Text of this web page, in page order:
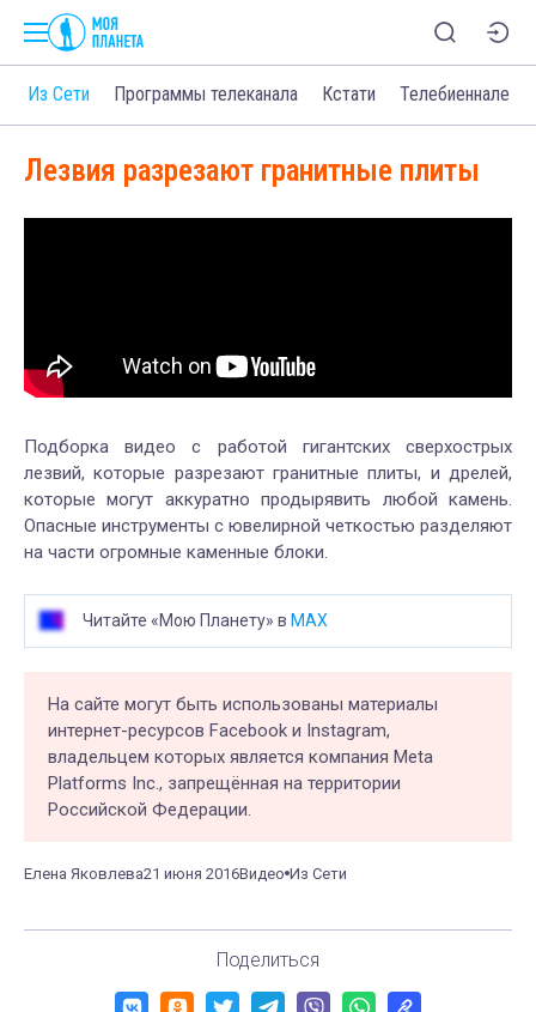
Из Сети Программы телеканала Кстати Телебиеннале
Лезвия разрезают гранитные плиты
Подборка видео с работой гигантских сверхострых
лезвий, которые разрезают гранитные плиты, и дрелей,
которые могут аккуратно продырявить любой камень.
Опасные инструменты с ювелирной четкостью разделяют
на части огромные каменные блоки.
Читайте «Мою Планету» в MAX
На сайте могут быть использованы материалы
интернет-ресурсов Facebook и Instagram,
владельцем которых является компания Meta
Platforms Inc., запрещённая на территории
Российской Федерации.
Елена Яковлева21 июня 2016Видео Из Сети
Поделиться